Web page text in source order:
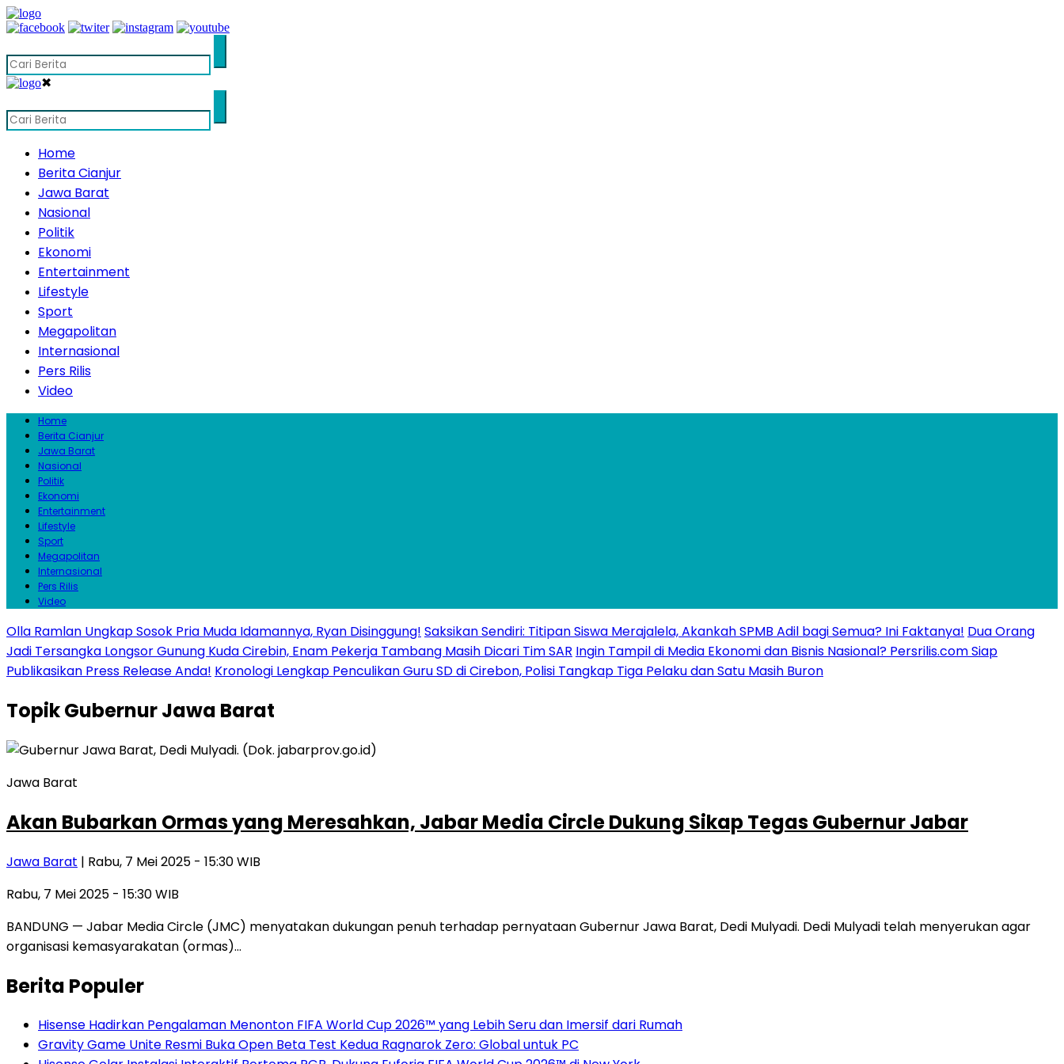
✖
Home
Berita Cianjur
Jawa Barat
Nasional
Politik
Ekonomi
Entertainment
Lifestyle
Sport
Megapolitan
Internasional
Pers Rilis
Video
Home
Berita Cianjur
Jawa Barat
Nasional
Politik
Ekonomi
Entertainment
Lifestyle
Sport
Megapolitan
Internasional
Pers Rilis
Video
Olla Ramlan Ungkap Sosok Pria Muda Idamannya, Ryan Disinggung! Saksikan Sendiri: Titipan Siswa Merajalela, Akankah SPMB Adil bagi Semua? Ini Faktanya! Dua Orang
Jadi Tersangka Longsor Gunung Kuda Cirebin, Enam Pekerja Tambang Masih Dicari Tim SAR Ingin Tampil di Media Ekonomi dan Bisnis Nasional? Persrilis.com Siap
Publikasikan Press Release Anda! Kronologi Lengkap Penculikan Guru SD di Cirebon, Polisi Tangkap Tiga Pelaku dan Satu Masih Buron
TopikGubernur Jawa Barat
Jawa Barat
Akan Bubarkan Ormas yang Meresahkan, Jabar Media Circle Dukung Sikap Tegas Gubernur Jabar
Jawa Barat | Rabu, 7 Mei 2025 - 15:30 WIB
Rabu, 7 Mei 2025 - 15:30 WIB
BANDUNG — Jabar Media Circle (JMC) menyatakan dukungan penuh terhadap pernyataan Gubernur Jawa Barat, Dedi Mulyadi. Dedi Mulyadi telah menyerukan agar
organisasi kemasyarakatan (ormas)…
Berita Populer
Hisense Hadirkan Pengalaman Menonton FIFA World Cup 2026™ yang Lebih Seru dan Imersif dari Rumah
Gravity Game Unite Resmi Buka Open Beta Test Kedua Ragnarok Zero: Global untuk PC